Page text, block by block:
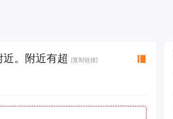
。附近有超 [复制链接]